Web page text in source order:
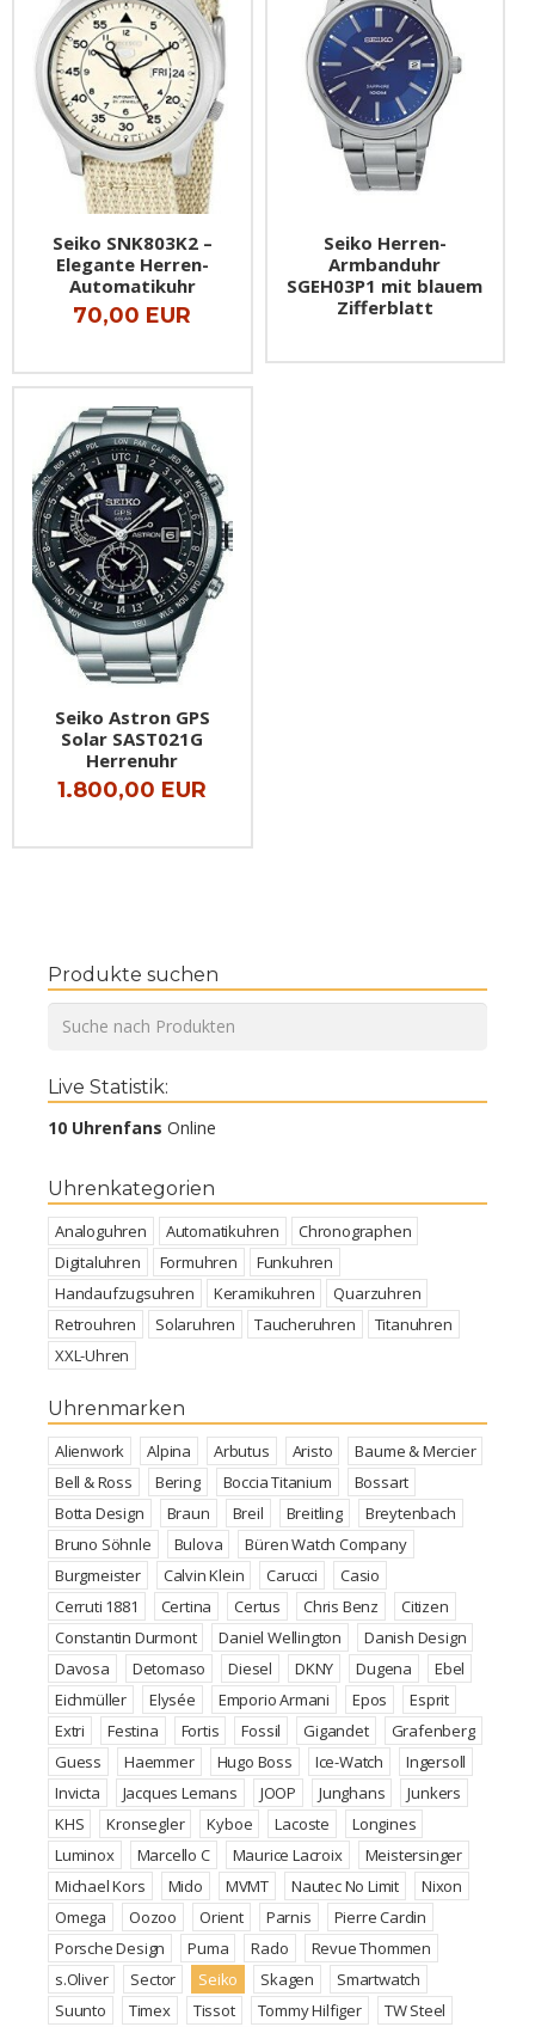
Seiko SNK803K2 –
Elegante Herren-
Automatikuhr
70,00 EUR
Seiko Herren-
Armbanduhr
SGEH03P1 mit blauem
Zifferblatt
Seiko Astron GPS
Solar SAST021G
Herrenuhr
1.800,00 EUR
Produkte suchen
Live Statistik:
10 Uhrenfans Online
Uhrenkategorien
Analoguhren Automatikuhren
Chronographen
Digitaluhren
Formuhren
Funkuhren
Handaufzugsuhren
Keramikuhren
Quarzuhren
Retrouhren
Solaruhren Taucheruhren
Titanuhren
XXL-Uhren
Uhrenmarken
Alienwork Alpina Arbutus Aristo
Baume & Mercier
Bell & Ross
Bering Boccia Titanium
Bossart
Botta Design
Braun Breil Breitling
Breytenbach
Bruno Söhnle
Bulova
Büren Watch Company
Burgmeister
Calvin Klein Carucci
Casio
Cerruti 1881
Certina Certus Chris Benz
Citizen
Constantin Durmont
Daniel Wellington
Danish Design
Davosa
Detomaso Diesel DKNY Dugena
Ebel
Eichmüller
Elysée Emporio Armani Epos
Esprit
Extri
Festina Fortis Fossil Gigandet
Grafenberg
Guess
Haemmer Hugo Boss Ice-Watch
Ingersoll
Invicta
Jacques Lemans JOOP Junghans
Junkers
KHS
Kronsegler Kyboe Lacoste
Longines
Luminox
Marcello C Maurice Lacroix
Meistersinger
Michael Kors
Mido MVMT Nautec No Limit
Nixon
Omega
Oozoo Orient Parnis
Pierre Cardin
Porsche Design
Puma Rado
Revue Thommen
s.Oliver
Sector Seiko Skagen
Smartwatch
Suunto
Timex Tissot Tommy Hilfiger
TW Steel